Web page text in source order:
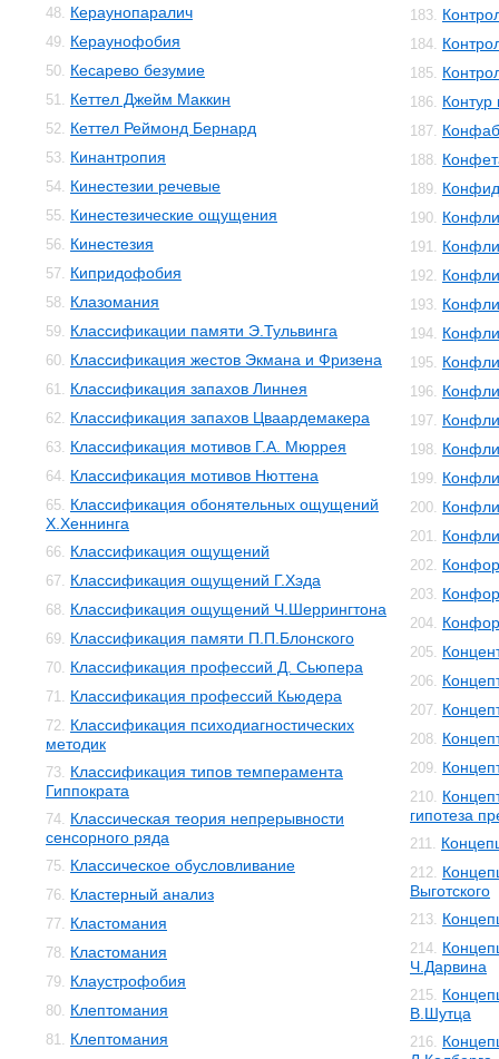
48. Кераунопаралич
49. Кераунофобия
50. Кесарево безумие
51. Кеттел Джейм Маккин
52. Кеттел Реймонд Бернард
53. Кинантропия
54. Кинестезии речевые
55. Кинестезические ощущения
56. Кинестезия
57. Кипридофобия
58. Клазомания
59. Классификации памяти Э.Тульвинга
60. Классификация жестов Экмана и Фризена
61. Классификация запахов Линнея
62. Классификация запахов Цваардемакера
63. Классификация мотивов Г.А. Мюррея
64. Классификация мотивов Нюттена
65. Классификация обонятельных ощущений
Х.Хеннинга
66. Классификация ощущений
67. Классификация ощущений Г.Хэда
68. Классификация ощущений Ч.Шеррингтона
69. Классификация памяти П.П.Блонского
70. Классификация профессий Д. Сьюпера
71. Классификация профессий Кьюдера
72. Классификация психодиагностических
методик
73. Классификация типов темперамента
Гиппократа
74. Классическая теория непрерывности
сенсорного ряда
75. Классическое обусловливание
76. Кластерный анализ
77. Кластомания
78. Кластомания
79. Клаустрофобия
80. Клептомания
81. Клептомания
183.
184.
185.
186. Контур
187.
188.
189.
190.
191.
192.
193.
194.
195.
196.
197.
198.
199.
200.
201.
202.
203.
204.
205.
206.
207.
208.
209.
210.
гипотеза
211.
212.
Выготского
213.
214.
Ч.Дарвина
215.
В.Шутца
216.